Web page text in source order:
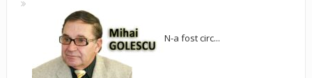
N-a fost circ...